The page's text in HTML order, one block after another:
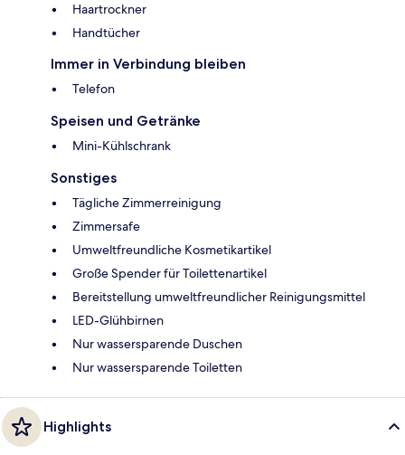
Haartrockner
Handtücher
Immer in Verbindung bleiben
Telefon
Speisen und Getränke
Mini-Kühlschrank
Sonstiges
Tägliche Zimmerreinigung
Zimmersafe
Umweltfreundliche Kosmetikartikel
Große Spender für Toilettenartikel
Bereitstellung umweltfreundlicher Reinigungsmittel
LED-Glühbirnen
Nur wassersparende Duschen
Nur wassersparende Toiletten
Highlights